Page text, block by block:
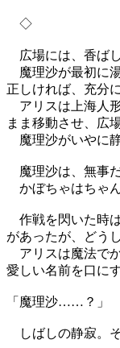
◇
広場には、香ば
魔理沙が最初に
正しければ、充分
アリスは上海人
まま移動させ、広
魔理沙がいやに
魔理沙は、無事だ
かぼちゃはちゃ
作戦を閃いた時
があったが、どう
アリスは魔法で
愛しい名前を口にす
「魔理沙……？」
しばしの静寂。